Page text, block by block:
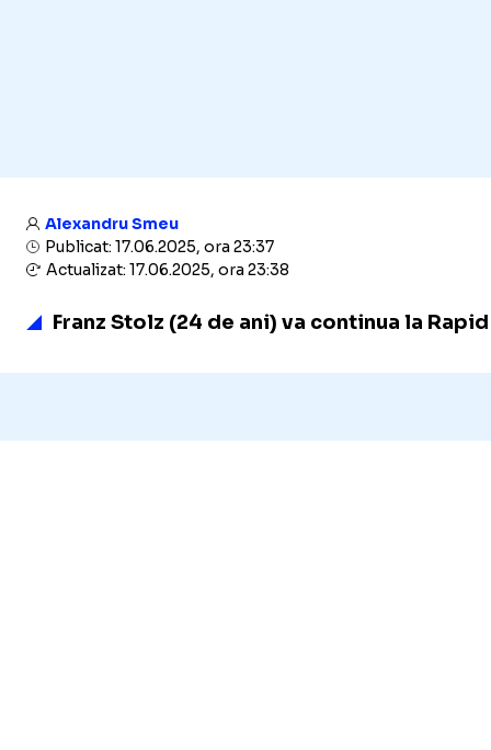
Alexandru Smeu
Publicat: 17.06.2025, ora 23:37
Actualizat: 17.06.2025, ora 23:38
Franz Stolz (24 de ani) va continua la